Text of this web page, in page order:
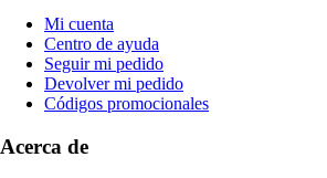
Mi cuenta
Centro de ayuda
Seguir mi pedido
Devolver mi pedido
Códigos promocionales
Acerca de